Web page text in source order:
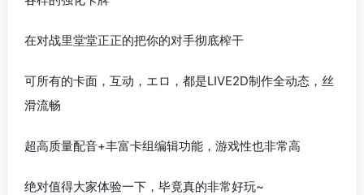
在对战里堂堂正正的把你的对手彻底榨干
可所有的卡面，互动，エロ，都是LIVE2D制作全动态，丝
滑流畅
超高质量配音+丰富卡组编辑功能，游戏性也非常高
绝对值得大家体验一下，毕竟真的非常好玩~